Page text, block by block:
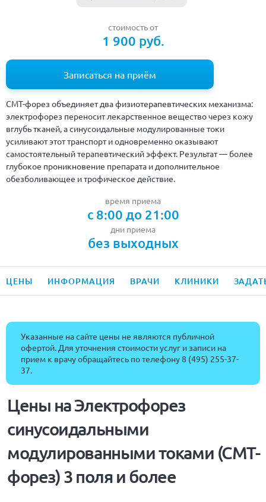
стоимость от
1 900 руб.
Записаться на приём
СМТ-форез объединяет два физиотерапевтических механизма:
электрофорез переносит лекарственное вещество через кожу
вглубь тканей, а синусоидальные модулированные токи
усиливают этот транспорт и одновременно оказывают
самостоятельный терапевтический эффект. Результат — более
глубокое проникновение препарата и дополнительное
обезболивающее и трофическое действие.
время приема
с 8:00 до 21:00
дни приема
без выходных
ЦЕНЫ ИНФОРМАЦИЯ ВРАЧИ КЛИНИКИ
Указанные на сайте цены не являются публичной
офертой. Для уточнения стоимости услуг и записи на
прием к врачу обращайтесь по телефону8 (495) 255-37-
37.
Цены на Электрофорез
синусоидальными
модулированными токами (СМТ-
форез) 3 поля и более